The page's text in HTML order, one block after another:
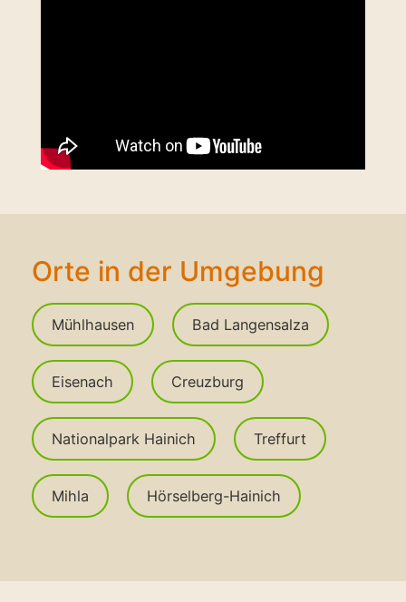
Orte in der Umgebung
Mühlhausen Bad Langensalza
Eisenach Creuzburg
Nationalpark Hainich Treffurt
Mihla Hörselberg-Hainich